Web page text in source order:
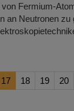
Fermium-
an Neutronen
17 18 19 20